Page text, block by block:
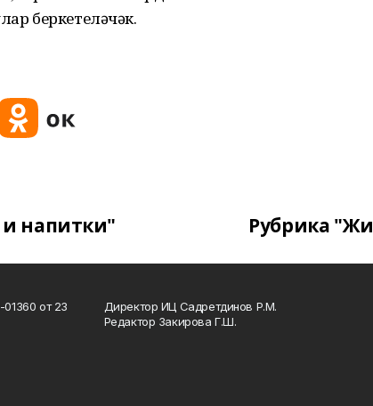
беркетеләчәк.
и напитки" Рубрика
от 23
Директор ИЦ Садретдинов Р.М.
Редактор Закирова Г.Ш.